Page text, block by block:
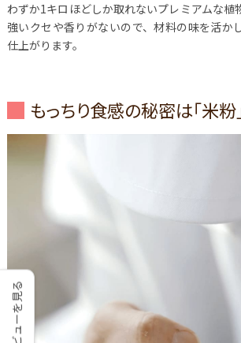
わずか1キロほどしか取れないプレミアムな植
強いクセや香りがないので、材料の味を活か
仕上がります。
もっちり食感の秘密は「米粉
レビューを見る